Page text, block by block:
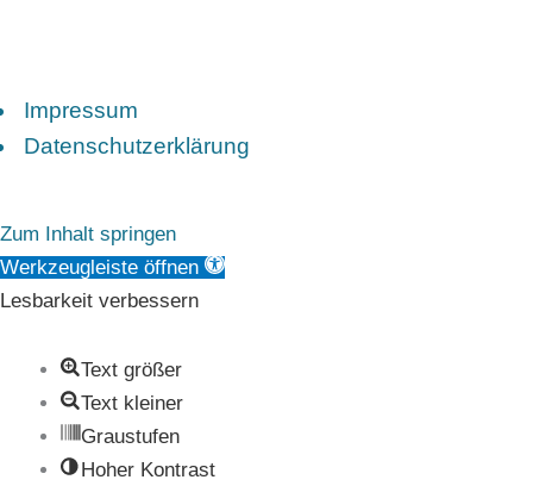
Impressum
Datenschutzerklärung
Zum Inhalt springen
Werkzeugleiste öffnen
Lesbarkeit verbessern
Text größer
Text kleiner
Graustufen
Hoher Kontrast